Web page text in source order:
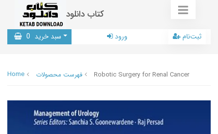
کتاب دانلود
سبد خرید 0 ورود ثبت‌نام
Home فهرست محصولات Robotic Surgery for Renal Cancer